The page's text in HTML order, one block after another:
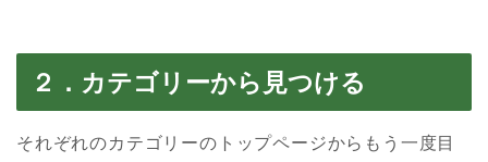
２．カテゴリーから見つける
それぞれのカテゴリーのトップページからもう一度目